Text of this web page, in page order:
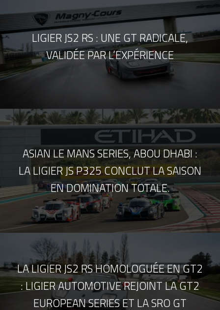
LIGIER JS2 RS : UNE GT RADICALE,
VALIDÉE PAR L’EXPÉRIENCE
ASIAN LE MANS SERIES, ABOU DHABI :
LA LIGIER JS P325 CONCLUT LA SAISON
EN DOMINATION TOTALE.
LA LIGIER JS2 RS HOMOLOGUÉE EN GT2
: LIGIER AUTOMOTIVE REJOINT LA GT2
EUROPEAN SERIES ET LA SRO GT